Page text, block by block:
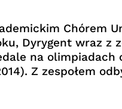
Chórem
Dyrygent wraz z
na olimpiadach
Z zespołem